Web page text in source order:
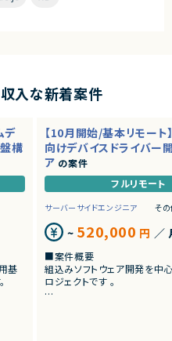
入な新着案件
デ
構
基
【10月開始/基本リモート
向けデバイスドライバー
ア の案件
フルリモート
サーバーサイドエンジニア そ
~ 520,000 円 ／
■案件概要
組込みソフトウェア開発を中
ロジェクトです 。